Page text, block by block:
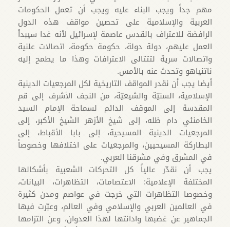
مهم جداً ويجب البناء عليه ويجب أن تعمل الحكومات
العربية والإسلامية على تحصين مواقف هذه الدول
الرافضة للاعتراف بالقدس عاصمة لإسرائيل لأنه غدا سيبدأ
العمل عليهم، دولة دولة، حكومة حكومة، اتصالات علنية
واتصالات سرية لتتتالى الاعترافات وهذا ما يطمح إليه
ناتنياهو وتحدث عنه بالأمس.
أيضا يجب أن نقدر المواقف التاريخية لكل المرجعيات الدينية
الإسلامية، السنيّة والشيعيّة، من النجف الأشرف إلى قم
المقدسة إلى الموقف الدائم لسماحة الإمام السيد
الخامنئي دام ظله، إلى شيخ الأزهر الشيخ الأكبر، إلى
المرجعيات الدينية المسيحية، إلى بابا الأقباط، إلى
البطاركة المسيحيين، والمرجعيات على اختلافها وخصوصاً
في المشرق وفي مشرقنا العربي.
يجب أن نقدّر عالياً كل التحركات الشعبية بأشكالها
المختلفة الإعلامية: الاعتصامات، التظاهرات، البيانات،
وخصوصا التظاهرات التي خرجت في عواصم ومدن كثيرة
في العالمين العربي والإسلامي وفي العالم، وعبّرت فيها
الجماهير عن غضبها وادانتها لهذا العدوان، وعن التزامها